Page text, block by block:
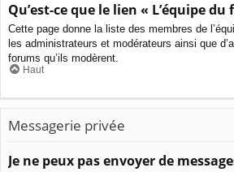
Qu’est-ce que le lien « L’équipe du
Cette page donne la liste des membres de
les administrateurs et modérateurs ainsi que
forums qu’ils modèrent.
Haut
Messagerie privée
Je ne peux pas envoyer de